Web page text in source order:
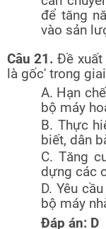
để tăng
vào sản
Câu 21.Đề xuất
là gốc' trong
A. Hạn
bộ máy
B. Thực
biết, dân
C. Tăng
dựng các
D. Yêu
bộ máy
Đáp án: D